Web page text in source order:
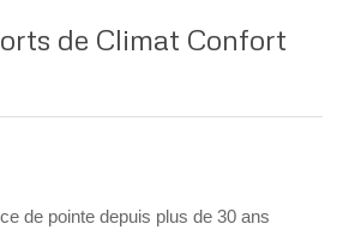
de Climat Confort
de pointe depuis plus de 30 ans